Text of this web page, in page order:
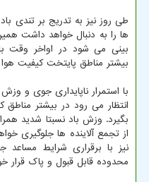
طی روز نیز به تدریج بر تندی
ها را به دنبال خواهد داشت
بینی می شود در اواخر وقت
بیشتر مناطق پایتخت کیفیت
انتظار می رود در بیشتر مناطق
بگیرد. وزش باد نسبتا شدید
نیز با برقراری شرایط
محدوده قابل قبول و پاک قرار